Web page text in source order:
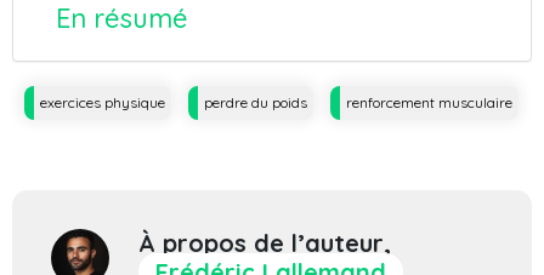
En résumé
Tagsexercices physique perdre du poids renforcement musculaire
À propos de l’auteur,